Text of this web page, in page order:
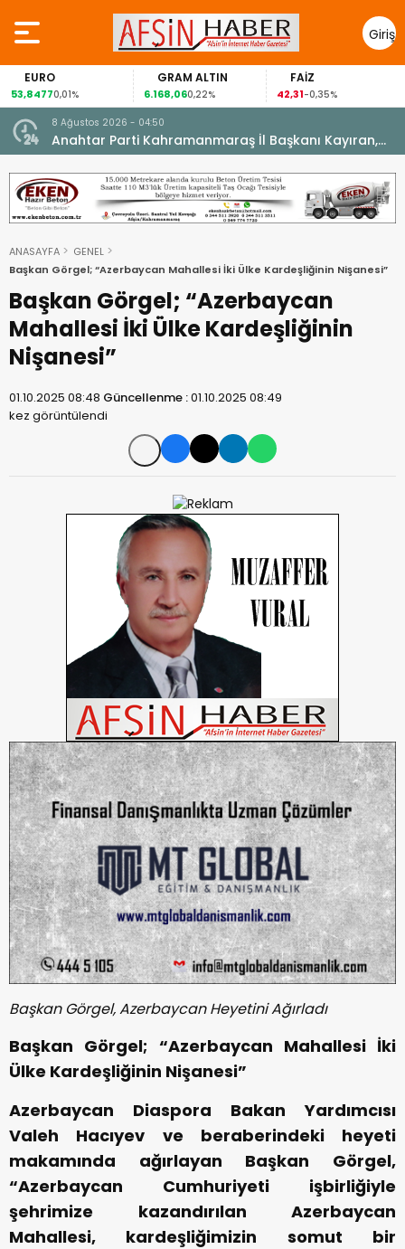
Giriş
Yap
EURO
53,84770,01%
GRAM ALTIN
6.168,060,22%
FAİZ
42,31-0,35%
8 Ağustos 2026 - 04:50
Anahtar Parti Kahramanmaraş İl Başkanı Kayıran,
Afşin Teşkilatı ile buluştu.
ANASAYFA
GENEL
Başkan Görgel; “Azerbaycan Mahallesi İki Ülke Kardeşliğinin Nişanesi”
Başkan Görgel; “Azerbaycan
Mahallesi İki Ülke Kardeşliğinin
Nişanesi”
01.10.2025 08:48 Güncellenme :01.10.2025 08:49
kez görüntülendi
Başkan Görgel, Azerbaycan Heyetini Ağırladı
Başkan Görgel; “Azerbaycan Mahallesi İki
Ülke Kardeşliğinin Nişanesi”
Azerbaycan Diaspora Bakan Yardımcısı
Valeh Hacıyev ve beraberindeki heyeti
makamında ağırlayan Başkan Görgel,
“Azerbaycan Cumhuriyeti işbirliğiyle
şehrimize kazandırılan Azerbaycan
Mahallesi, kardeşliğimizin somut bir